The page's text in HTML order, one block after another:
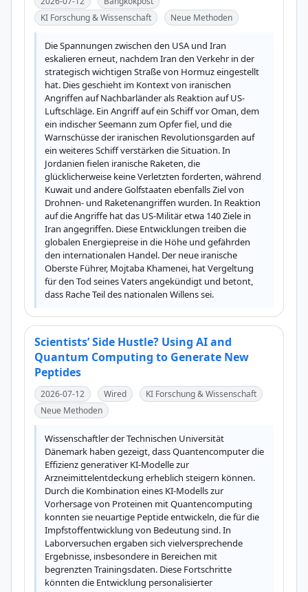
KI Forschung & Wissenschaft
Neue Methoden
Die Spannungen zwischen den USA und Iran
eskalieren erneut, nachdem Iran den Verkehr in der
strategisch wichtigen Straße von Hormuz eingestellt
hat. Dies geschieht im Kontext von iranischen
Angriffen auf Nachbarländer als Reaktion auf US-
Luftschläge. Ein Angriff auf ein Schiff vor Oman, dem
ein indischer Seemann zum Opfer fiel, und die
Warnschüsse der iranischen Revolutionsgarden auf
ein weiteres Schiff verstärken die Situation. In
Jordanien fielen iranische Raketen, die
glücklicherweise keine Verletzten forderten, während
Kuwait und andere Golfstaaten ebenfalls Ziel von
Drohnen- und Raketenangriffen wurden. In Reaktion
auf die Angriffe hat das US-Militär etwa 140 Ziele in
Iran angegriffen. Diese Entwicklungen treiben die
globalen Energiepreise in die Höhe und gefährden
den internationalen Handel. Der neue iranische
Oberste Führer, Mojtaba Khamenei, hat Vergeltung
für den Tod seines Vaters angekündigt und betont,
dass Rache Teil des nationalen Willens sei.
Scientists’ Side Hustle? Using AI and
Quantum Computing to Generate New
Peptides
2026-07-12 Wired
KI Forschung & Wissenschaft
Neue Methoden
Wissenschaftler der Technischen Universität
Dänemark haben gezeigt, dass Quantencomputer die
Effizienz generativer KI-Modelle zur
Arzneimittelentdeckung erheblich steigern können.
Durch die Kombination eines KI-Modells zur
Vorhersage von Proteinen mit Quantencomputing
konnten sie neuartige Peptide entwickeln, die für die
Impfstoffentwicklung von Bedeutung sind. In
Laborversuchen ergaben sich vielversprechende
Ergebnisse, insbesondere in Bereichen mit
begrenzten Trainingsdaten. Diese Fortschritte
könnten die Entwicklung personalisierter